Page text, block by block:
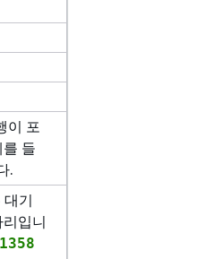
이 포
들
.
기
입니